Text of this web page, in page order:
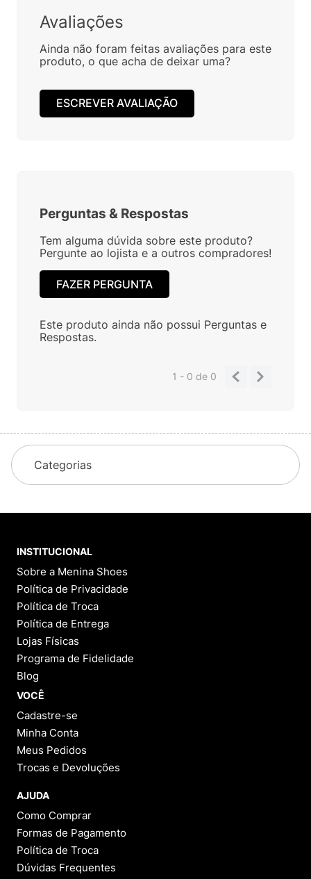
Avaliações
Ainda não foram feitas avaliações para este
produto, o que acha de deixar uma?
ESCREVER AVALIAÇÃO
Perguntas & Respostas
Tem alguma dúvida sobre este produto?
Pergunte ao lojista e a outros compradores!
FAZER PERGUNTA
Este produto ainda não possui Perguntas e
Respostas.
1 - 0de 0
Categorias
INSTITUCIONAL
Sobre a Menina Shoes
Política de Privacidade
Política de Troca
Política de Entrega
Lojas Físicas
Programa de Fidelidade
Blog
VOCÊ
Cadastre-se
Minha Conta
Meus Pedidos
Trocas e Devoluções
AJUDA
Como Comprar
Formas de Pagamento
Política de Troca
Dúvidas Frequentes